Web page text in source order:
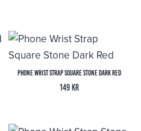
Phone Wrist Strap Square Stone Dark Red
149 kr